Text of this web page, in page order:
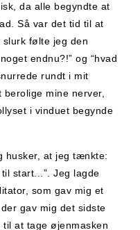
da alle begyndte at
Så var det tid til at
følte jeg den
endnu?!” og “hvad
rundt i mit
mine nerver,
i vinduet begynde
husker, at jeg tænkte:
start...”. Jeg lagde
som gav mig et
gav mig det sidste
at tage øjenmasken